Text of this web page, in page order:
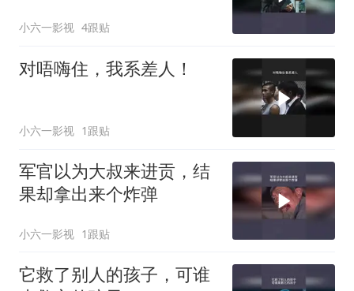
小六一影视 4跟贴
对唔嗨住，我系差人！
小六一影视 1跟贴
军官以为大叔来进贡，结
果却拿出来个炸弹
小六一影视 1跟贴
它救了别人的孩子，可谁